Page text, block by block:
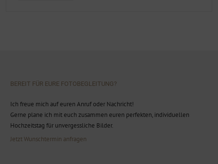
BEREIT FÜR EURE FOTOBEGLEITUNG?
Ich freue mich auf euren Anruf oder Nachricht!
Gerne plane ich mit euch zusammen euren perfekten, individuellen
Hochzeitstag für unvergessliche Bilder.
Jetzt Wunschtermin anfragen